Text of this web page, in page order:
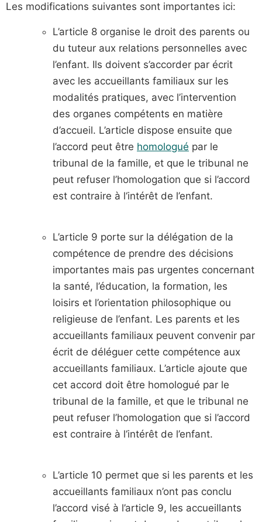
Les modifications suivantes sont importantes ici:
L’article 8 organise le droit des parents ou
du tuteur aux relations personnelles avec
l’enfant. Ils doivent s’accorder par écrit
avec les accueillants familiaux sur les
modalités pratiques, avec l’intervention
des organes compétents en matière
d’accueil. L’article dispose ensuite que
l’accord peut être homologué par le
tribunal de la famille, et que le tribunal ne
peut refuser l’homologation que si l’accord
est contraire à l‘intérêt de l’enfant.
L’article 9 porte sur la délégation de la
compétence de prendre des décisions
importantes mais pas urgentes concernant
la santé, l’éducation, la formation, les
loisirs et l’orientation philosophique ou
religieuse de l’enfant. Les parents et les
accueillants familiaux peuvent convenir par
écrit de déléguer cette compétence aux
accueillants familiaux. L’article ajoute que
cet accord doit être homologué par le
tribunal de la famille, et que le tribunal ne
peut refuser l’homologation que si l’accord
est contraire à l‘intérêt de l’enfant.
L’article 10 permet que si les parents et les
accueillants familiaux n’ont pas conclu
l’accord visé à l’article 9, les accueillants